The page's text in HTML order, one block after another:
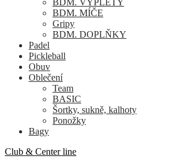
BDM. VÝPLETY
BDM. MÍČE
Gripy
BDM. DOPLŇKY
Padel
Pickleball
Obuv
Oblečení
Team
BASIC
Šortky, sukně, kalhoty
Ponožky
Bagy
Club & Center line